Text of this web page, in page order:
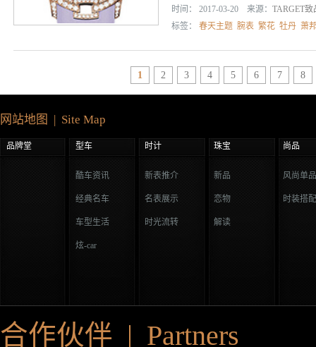
时间： 2017-03-20 来源： TARGET致
标签： 春天主题 腕表 繁花 牡丹 萧
1 2 3 4 5 6 7 8
网站地图 | Site Map
品牌堂 型车 时计 珠宝 尚品
酷车资讯
经典名车
车型生活
炫-car
新表推介
名表展示
时光流转
新品
恋物
解读
风尚单品
时装搭配
合作伙伴 | Partners